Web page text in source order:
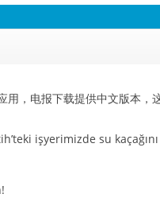
用， 电报下载提供中文版本，
işyerimizde su